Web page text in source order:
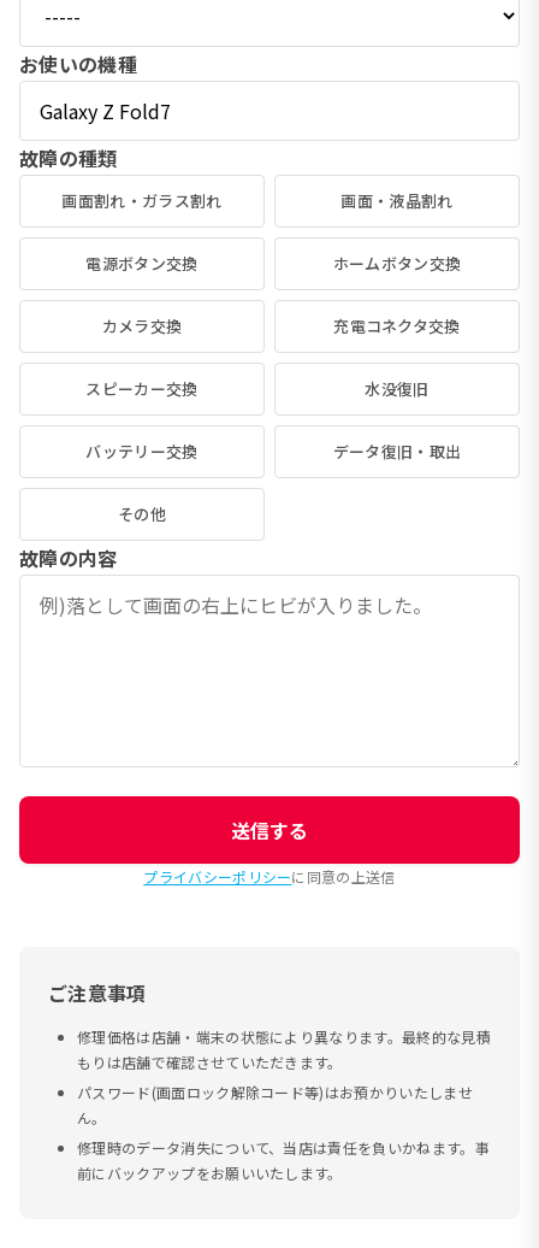
お使いの機種
故障の種類
画面割れ・ガラス割れ 画面・液晶割れ
電源ボタン交換 ホームボタン交換
カメラ交換 充電コネクタ交換
スピーカー交換 水没復旧
バッテリー交換 データ復旧・取出
その他
故障の内容
送信する
プライバシーポリシーに同意の上送信
ご注意事項
修理価格は店舗・端末の状態により異なります。最終的な見積
もりは店舗で確認させていただきます。
パスワード(画面ロック解除コード等)はお預かりいたしませ
ん。
修理時のデータ消失について、当店は責任を負いかねます。事
前にバックアップをお願いいたします。